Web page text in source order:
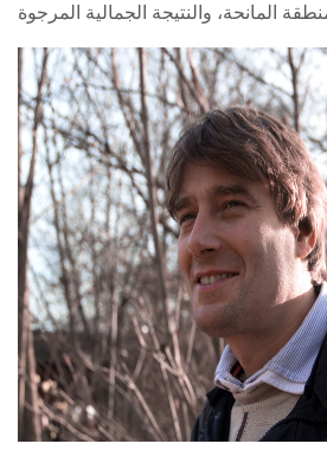
المانحة، والنتيجة الجمالية المرجوة